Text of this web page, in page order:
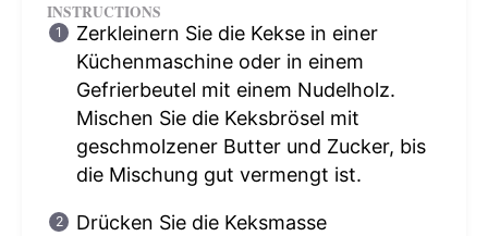
INSTRUCTIONS
Zerkleinern Sie die Kekse in einer
Küchenmaschine oder in einem
Gefrierbeutel mit einem Nudelholz.
Mischen Sie die Keksbrösel mit
geschmolzener Butter und Zucker, bis
die Mischung gut vermengt ist.
Drücken Sie die Keksmasse